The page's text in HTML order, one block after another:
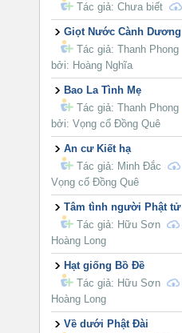
Tác giả: Chưa biết
Giọt Nước Cành Dương
Tác giả: Thanh Phong
bởi: Hoàng Nghĩa
Bao La Tình Mẹ
Tác giả: Thanh Phong
bởi: Vọng cổ Đồng Quê
An cư Kiết hạ
Tác giả: Minh Đắc
Vọng cổ Đồng Quê
Tâm tình người Phật tử
Tác giả: Hữu Sơn
Hoàng Long
Hạt giống Bồ Đề
Tác giả: Hữu Sơn
Hoàng Long
Về dưới Phật Đài